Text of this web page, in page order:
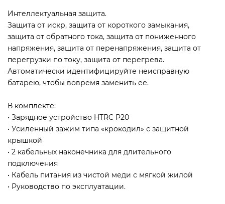
Интеллектуальная защита.
Защита от искр, защита от короткого замыкания,
защита от обратного тока, защита от пониженного
напряжения, защита от перенапряжения, защита от
перегрузки по току, защита от перегрева.
Автоматически идентифицируйте неисправную
батарею, чтобы вовремя заменить ее.
В комплекте:
• Зарядное устройство HTRC P20
• Усиленный зажим типа «крокодил» с защитной
крышкой
• 2 кабельных наконечника для длительного
подключения
• Кабель питания из чистой меди с мягкой жилой
• Руководство по эксплуатации.